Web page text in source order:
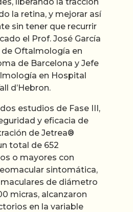
la retina, y mejorar así
sin tener que recurrir
el Prof. José García
Oftalmología en
de Barcelona y Jefe
en Hospital
d’Hebron.
estudios de Fase III,
y eficacia de
de Jetrea®
total de 652
o mayores con
sintomática,
de diámetro
micras, alcanzaron
en la variable